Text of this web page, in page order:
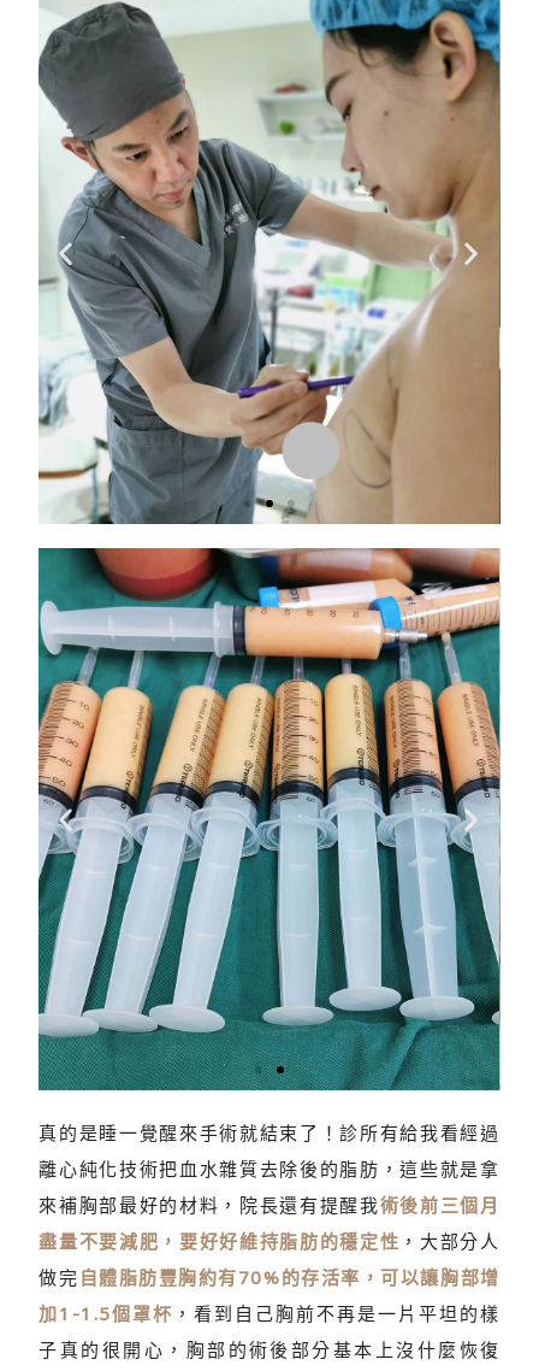
術
前
劃
線
萃取過
濾脂肪
真的是睡一覺醒來手術就結束了！診所有給我看經過
離心純化技術把血水雜質去除後的脂肪，這些就是拿
來補胸部最好的材料，院長還有提醒我術後前三個月
盡量不要減肥，要好好維持脂肪的穩定性 ，大部分人
做完 自體脂肪豐胸約有70%的存活率，可以讓胸部增
加1-1.5個罩杯 ，看到自己胸前不再是一片平坦的樣
子真的很開心，胸部的術後部分基本上沒什麼恢復